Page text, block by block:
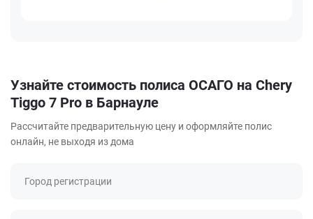
Узнайте стоимость полиса ОСАГО на Chery
Tiggo 7 Pro в Барнауле
Рассчитайте предварительную цену и оформляйте полис
онлайн, не выходя из дома
Город регистрации